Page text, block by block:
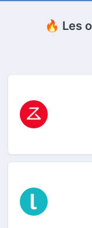
🔥 Les